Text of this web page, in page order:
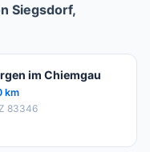
Siegsdorf,
im Chiemgau
km
83346